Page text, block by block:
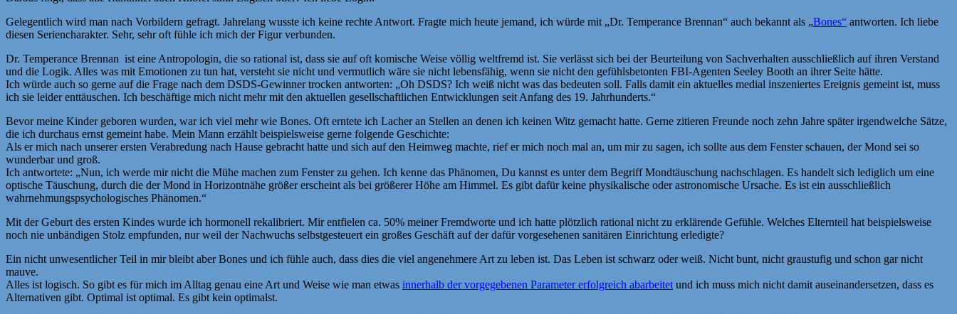
Gelegentlich wird man nach Vorbildern gefragt. Jahrelang wusste ich keine rechte Antwort. Fragte mich heute jemand, ich würde mit „Dr. Temperance Brennan“ auch bekannt als „Bones“ antworten. Ich liebe
diesen Seriencharakter. Sehr, sehr oft fühle ich mich der Figur verbunden.
Dr. Temperance Brennan ist eine Antropologin, die so rational ist, dass sie auf oft komische Weise völlig weltfremd ist. Sie verlässt sich bei der Beurteilung von Sachverhalten ausschließlich auf ihren Verstand
und die Logik. Alles was mit Emotionen zu tun hat, versteht sie nicht und vermutlich wäre sie nicht lebensfähig, wenn sie nicht den gefühlsbetonten FBI-Agenten Seeley Booth an ihrer Seite hätte.
Ich würde auch so gerne auf die Frage nach dem DSDS-Gewinner trocken antworten: „Oh DSDS? Ich weiß nicht was das bedeuten soll. Falls damit ein aktuelles medial inszeniertes Ereignis gemeint ist, muss
ich sie leider enttäuschen. Ich beschäftige mich nicht mehr mit den aktuellen gesellschaftlichen Entwicklungen seit Anfang des 19. Jahrhunderts.“
Bevor meine Kinder geboren wurden, war ich viel mehr wie Bones. Oft erntete ich Lacher an Stellen an denen ich keinen Witz gemacht hatte. Gerne zitieren Freunde noch zehn Jahre später irgendwelche Sätze,
die ich durchaus ernst gemeint habe. Mein Mann erzählt beispielsweise gerne folgende Geschichte:
Als er mich nach unserer ersten Verabredung nach Hause gebracht hatte und sich auf den Heimweg machte, rief er mich noch mal an, um mir zu sagen, ich sollte aus dem Fenster schauen, der Mond sei so
wunderbar und groß.
Ich antwortete: „Nun, ich werde mir nicht die Mühe machen zum Fenster zu gehen. Ich kenne das Phänomen, Du kannst es unter dem Begriff Mondtäuschung nachschlagen. Es handelt sich lediglich um eine
optische Täuschung, durch die der Mond in Horizontnähe größer erscheint als bei größerer Höhe am Himmel. Es gibt dafür keine physikalische oder astronomische Ursache. Es ist ein ausschließlich
wahrnehmungspsychologisches Phänomen.“
Mit der Geburt des ersten Kindes wurde ich hormonell rekalibriert. Mir entfielen ca. 50% meiner Fremdworte und ich hatte plötzlich rational nicht zu erklärende Gefühle. Welches Elternteil hat beispielsweise
noch nie unbändigen Stolz empfunden, nur weil der Nachwuchs selbstgesteuert ein großes Geschäft auf der dafür vorgesehenen sanitären Einrichtung erledigte?
Ein nicht unwesentlicher Teil in mir bleibt aber Bones und ich fühle auch, dass dies die viel angenehmere Art zu leben ist. Das Leben ist schwarz oder weiß. Nicht bunt, nicht graustufig und schon gar nicht
mauve.
Alles ist logisch. So gibt es für mich im Alltag genau eine Art und Weise wie man etwas innerhalb der vorgegebenen Parameter erfolgreich abarbeitet und ich muss mich nicht damit auseinandersetzen, dass es
Alternativen gibt. Optimal ist optimal. Es gibt kein optimalst.